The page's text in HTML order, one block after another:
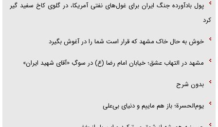
پول بادآورده جنگ ایران برای غول‌های نفتی آمریکا، در گلوی کاخ سفید گیر
کرد
خوش به حال خاک مشهد که قرار است شما را در آغوش بگیرد
مشهد در التهاب عشق؛ خیابان امام رضا (ع) در سوگِ «آقای شهید ایران»
بدون شرح
یوم‌الحسرة؛ باز هم ماییم و دنیای بی‌علی